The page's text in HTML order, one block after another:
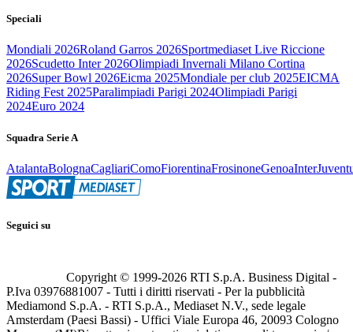
Speciali
Mondiali 2026Roland Garros 2026Sportmediaset Live Riccione
2026Scudetto Inter 2026Olimpiadi Invernali Milano Cortina
2026Super Bowl 2026Eicma 2025Mondiale per club 2025EICMA
Riding Fest 2025Paralimpiadi Parigi 2024Olimpiadi Parigi
2024Euro 2024
Squadra Serie A
AtalantaBolognaCagliariComoFiorentinaFrosinoneGenoaInter
Seguici su
Copyright © 1999-2026 RTI S.p.A. Business Digital -
P.Iva 03976881007 - Tutti i diritti riservati - Per la pubblicità
Mediamond S.p.A. - RTI S.p.A., Mediaset N.V., sede legale
Amsterdam (Paesi Bassi) - Uffici Viale Europa 46, 20093 Cologno